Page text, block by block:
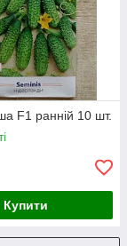
F1 ранній 10 шт.
Купити